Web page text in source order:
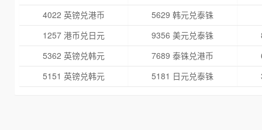
4022 英镑兑港币
5629 韩元兑泰铢
1257 港币兑日元
9356 美元兑泰铢
5362 英镑兑韩元
7689 泰铢兑港币
5151 英镑兑韩元
5181 日元兑泰铢